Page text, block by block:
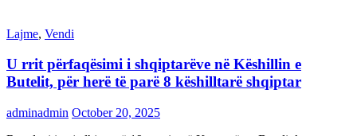
Lajme, Vendi
U rrit përfaqësimi i shqiptarëve në Këshillin e
Butelit, për herë të parë 8 këshilltarë shqiptar
adminadmin October 20, 2025